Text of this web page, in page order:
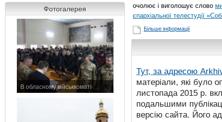
Фотогалерея
В обласному військкоматі
очолює і виголошує слово
єпархіальної телестудії
Більше інформації
Тут, за адресою
матеріали, які було
листопада 2015 р.
подальшими
версію сайта. Його